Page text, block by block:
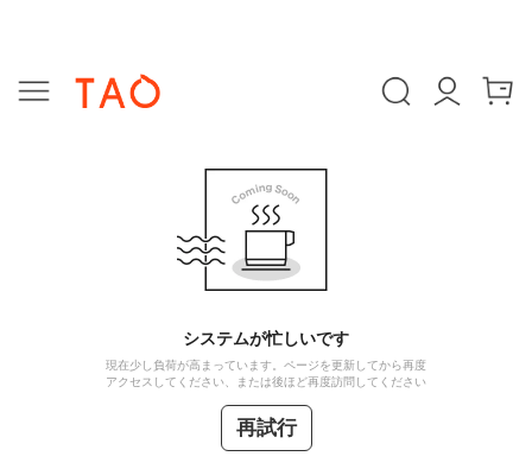
システムが忙しいです
現在少し負荷が高まっています。ページを更新してから再度
アクセスしてください、または後ほど再度訪問してください
再試行